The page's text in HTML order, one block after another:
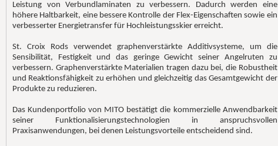
Leistung von Verbundlaminaten zu verbessern. Dadurch werden eine
höhere Haltbarkeit, eine bessere Kontrolle der Flex-Eigenschaften sowie ein
verbesserter Energietransfer für Hochleistungsskier erreicht.
St. Croix Rods verwendet graphenverstärkte Additivsysteme, um die
Sensibilität, Festigkeit und das geringe Gewicht seiner Angelruten zu
verbessern. Graphenverstärkte Materialien tragen dazu bei, die Robustheit
und Reaktionsfähigkeit zu erhöhen und gleichzeitig das Gesamtgewicht der
Produkte zu reduzieren.
Das Kundenportfolio von MITO bestätigt die kommerzielle Anwendbarkeit
seiner Funktionalisierungstechnologien in anspruchsvollen
Praxisanwendungen, bei denen Leistungsvorteile entscheidend sind.